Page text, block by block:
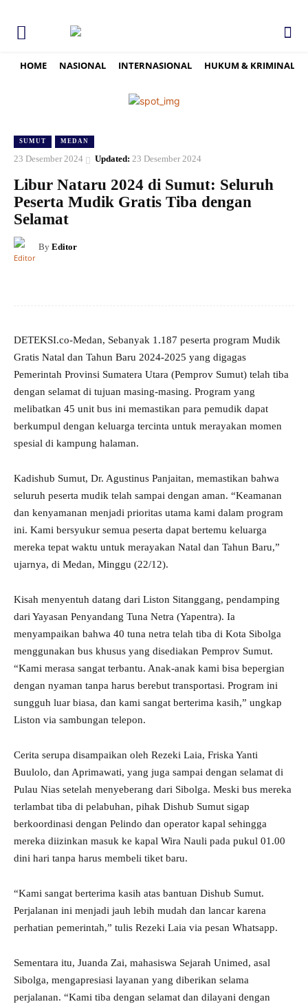
HOME NASIONAL INTERNASIONAL HUKUM & KRIMINAL
SUMUT MEDAN
23 Desember 2024 Updated: 23 Desember 2024
Libur Nataru 2024 di Sumut: Seluruh
Peserta Mudik Gratis Tiba dengan
Selamat
By Editor
DETEKSI.co-Medan, Sebanyak 1.187 peserta program Mudik
Gratis Natal dan Tahun Baru 2024-2025 yang digagas
Pemerintah Provinsi Sumatera Utara (Pemprov Sumut) telah tiba
dengan selamat di tujuan masing-masing. Program yang
melibatkan 45 unit bus ini memastikan para pemudik dapat
berkumpul dengan keluarga tercinta untuk merayakan momen
spesial di kampung halaman.
Kadishub Sumut, Dr. Agustinus Panjaitan, memastikan bahwa
seluruh peserta mudik telah sampai dengan aman. “Keamanan
dan kenyamanan menjadi prioritas utama kami dalam program
ini. Kami bersyukur semua peserta dapat bertemu keluarga
mereka tepat waktu untuk merayakan Natal dan Tahun Baru,”
ujarnya, di Medan, Minggu (22/12).
Kisah menyentuh datang dari Liston Sitanggang, pendamping
dari Yayasan Penyandang Tuna Netra (Yapentra). Ia
menyampaikan bahwa 40 tuna netra telah tiba di Kota Sibolga
menggunakan bus khusus yang disediakan Pemprov Sumut.
“Kami merasa sangat terbantu. Anak-anak kami bisa bepergian
dengan nyaman tanpa harus berebut transportasi. Program ini
sungguh luar biasa, dan kami sangat berterima kasih,” ungkap
Liston via sambungan telepon.
Cerita serupa disampaikan oleh Rezeki Laia, Friska Yanti
Buulolo, dan Aprimawati, yang juga sampai dengan selamat di
Pulau Nias setelah menyeberang dari Sibolga. Meski bus mereka
terlambat tiba di pelabuhan, pihak Dishub Sumut sigap
berkoordinasi dengan Pelindo dan operator kapal sehingga
mereka diizinkan masuk ke kapal Wira Nauli pada pukul 01.00
dini hari tanpa harus membeli tiket baru.
“Kami sangat berterima kasih atas bantuan Dishub Sumut.
Perjalanan ini menjadi jauh lebih mudah dan lancar karena
perhatian pemerintah,” tulis Rezeki Laia via pesan Whatsapp.
Sementara itu, Juanda Zai, mahasiswa Sejarah Unimed, asal
Sibolga, mengapresiasi layanan yang diberikan selama
perjalanan. “Kami tiba dengan selamat dan dilayani dengan